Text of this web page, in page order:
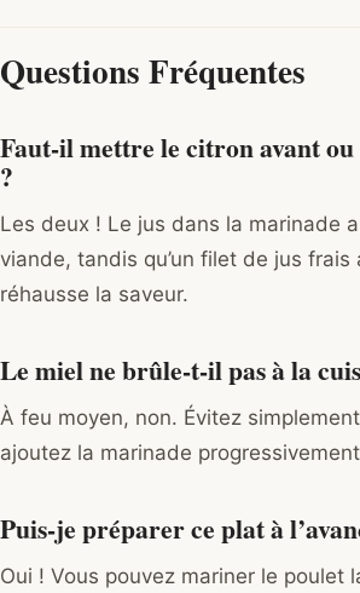
Questions Fréquentes
Faut-il mettre le citron avant ou
?
Les deux ! Le jus dans la marinade
viande, tandis qu’un filet de jus frais
réhausse la saveur.
Le miel ne brûle-t-il pas à la
À feu moyen, non. Évitez
ajoutez la marinade
Puis-je préparer ce plat à
Oui ! Vous pouvez mariner le poulet